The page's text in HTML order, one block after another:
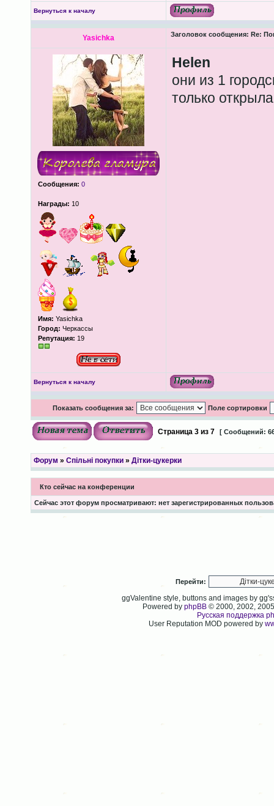
Вернуться к началу
Yasichka Заголовок сообщения: Re:
Сообщения: 0
Награды: 10
Имя: Yasichka
Город: Черкассы
Репутация: 19
Helen
они из 1
только
Вернуться к началу
Показать сообщения за: Поле сортировки
Страница 3из 7 [ Сообщений:
Форум » Спільні покупки» Дітки-цукерки
Кто сейчас на конференции
Сейчас этот форум просматривают: нет зарегистрированных
Перейти:
ggValentine style, buttons and images by
Powered byphpBB © 2000, 2002,
Русская поддержка
User Reputation MOD powered by